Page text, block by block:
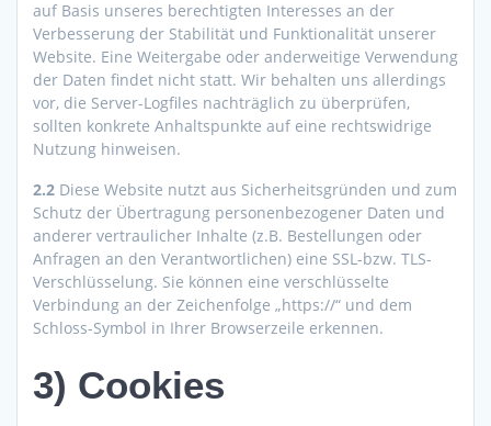
auf Basis unseres berechtigten Interesses an der
Verbesserung der Stabilität und Funktionalität unserer
Website. Eine Weitergabe oder anderweitige Verwendung
der Daten findet nicht statt. Wir behalten uns allerdings
vor, die Server-Logfiles nachträglich zu überprüfen,
sollten konkrete Anhaltspunkte auf eine rechtswidrige
Nutzung hinweisen.
2.2 Diese Website nutzt aus Sicherheitsgründen und zum
Schutz der Übertragung personenbezogener Daten und
anderer vertraulicher Inhalte (z.B. Bestellungen oder
Anfragen an den Verantwortlichen) eine SSL-bzw. TLS-
Verschlüsselung. Sie können eine verschlüsselte
Verbindung an der Zeichenfolge „https://“ und dem
Schloss-Symbol in Ihrer Browserzeile erkennen.
3) Cookies